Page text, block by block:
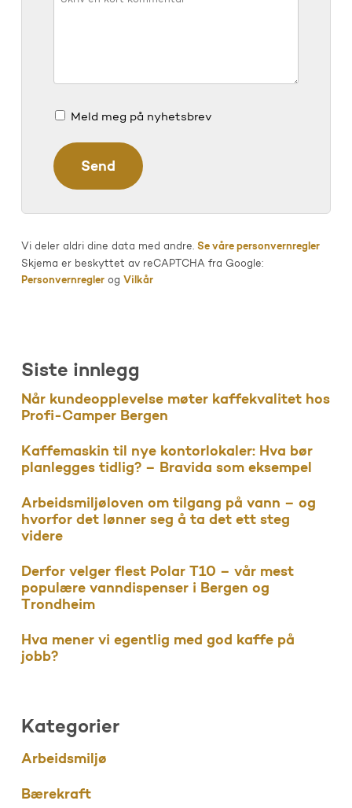
Meld meg på nyhetsbrev
Vi deler aldri dine data med andre. Se våre personvernregler
Skjema er beskyttet av reCAPTCHA fra Google:
Personvernreglerog Vilkår
Siste innlegg
Når kundeopplevelse møter kaffekvalitet hos
Profi-Camper Bergen
Kaffemaskin til nye kontorlokaler: Hva bør
planlegges tidlig? – Bravida som eksempel
Arbeidsmiljøloven om tilgang på vann – og
hvorfor det lønner seg å ta det ett steg
videre
Derfor velger flest Polar T10 – vår mest
populære vanndispenser i Bergen og
Trondheim
Hva mener vi egentlig med god kaffe på
jobb?
Kategorier
Arbeidsmiljø
Bærekraft